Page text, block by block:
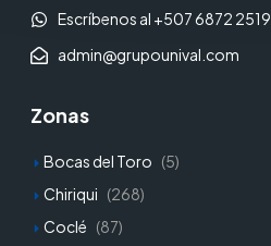
Escríbenos al +507 6872 2519
admin@grupounival.com
Zonas
Bocas del Toro (5)
Chiriqui (268)
Coclé (87)